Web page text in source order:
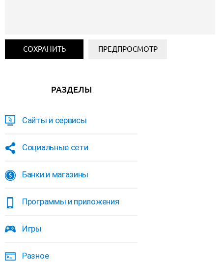
РАЗДЕЛЫ
Сайты и сервисы
Социальные сети
Банки и магазины
Программы и приложения
Игры
Разное